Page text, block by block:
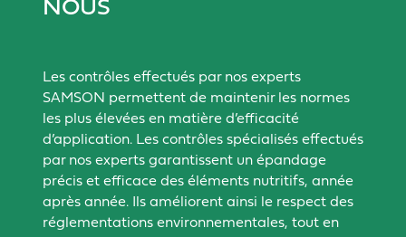
NOUS
Les contrôles effectués par nos experts
SAMSON permettent de maintenir les normes
les plus élevées en matière d’efficacité
d’application. Les contrôles spécialisés effectués
par nos experts garantissent un épandage
précis et efficace des éléments nutritifs, année
après année. Ils améliorent ainsi le respect des
réglementations environnementales, tout en